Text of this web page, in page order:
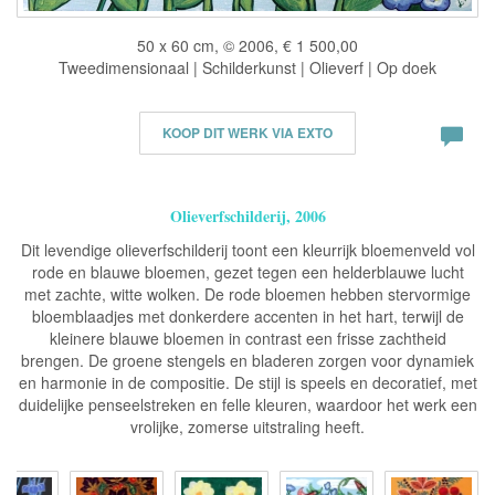
50 x 60 cm, © 2006, € 1 500,00
Tweedimensionaal | Schilderkunst | Olieverf | Op doek
KOOP DIT WERK VIA EXTO
Olieverfschilderij, 2006
Dit levendige olieverfschilderij toont een kleurrijk bloemenveld vol
rode en blauwe bloemen, gezet tegen een helderblauwe lucht
met zachte, witte wolken. De rode bloemen hebben stervormige
bloemblaadjes met donkerdere accenten in het hart, terwijl de
kleinere blauwe bloemen in contrast een frisse zachtheid
brengen. De groene stengels en bladeren zorgen voor dynamiek
en harmonie in de compositie. De stijl is speels en decoratief, met
duidelijke penseelstreken en felle kleuren, waardoor het werk een
vrolijke, zomerse uitstraling heeft.